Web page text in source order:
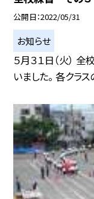
公開日 2022/05/31
お知らせ
５月３１日（火）
いました。 各クラス